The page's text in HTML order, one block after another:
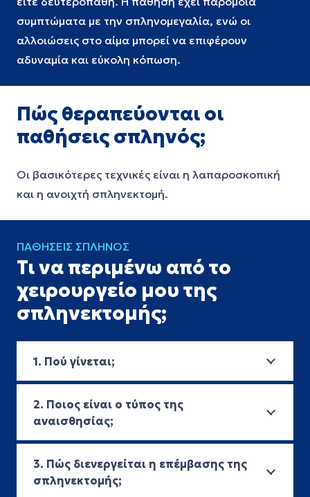
συμπτώματα με την σπληνομεγαλία, ενώ οι
αλλοιώσεις στο αίμα μπορεί να επιφέρουν
αδυναμία και εύκολη κόπωση.
Πώς θεραπεύονται οι
παθήσεις σπληνός;
Οι βασικότερες τεχνικές είναι η λαπαροσκοπική
και η ανοιχτή σπληνεκτομή.
ΠΑΘΗΣΕΙΣ ΣΠΛΗΝΟΣ
Τι να περιμένω από το
χειρουργείο μου της
σπληνεκτομής;
1. Πού γίνεται;
2. Ποιος είναι ο τύπος της
αναισθησίας;
3. Πώς διενεργείται η επέμβασης της
σπληνεκτομής;